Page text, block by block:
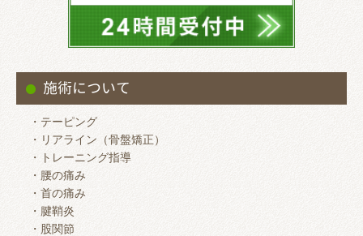
施術について
・テーピング
・リアライン（骨盤矯正）
・トレーニング指導
・腰の痛み
・首の痛み
・腱鞘炎
・股関節